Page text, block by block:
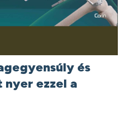
és
nyer ezzel a